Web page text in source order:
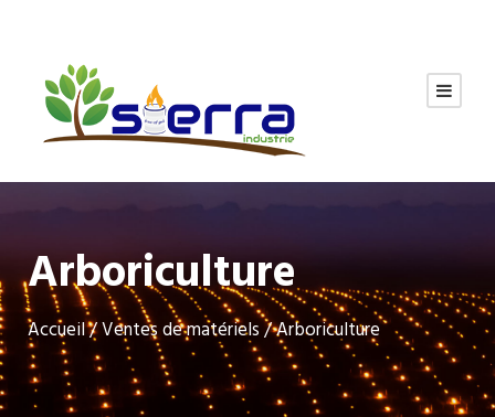
Arboriculture
Accueil/Ventes de matériels/ Arboriculture